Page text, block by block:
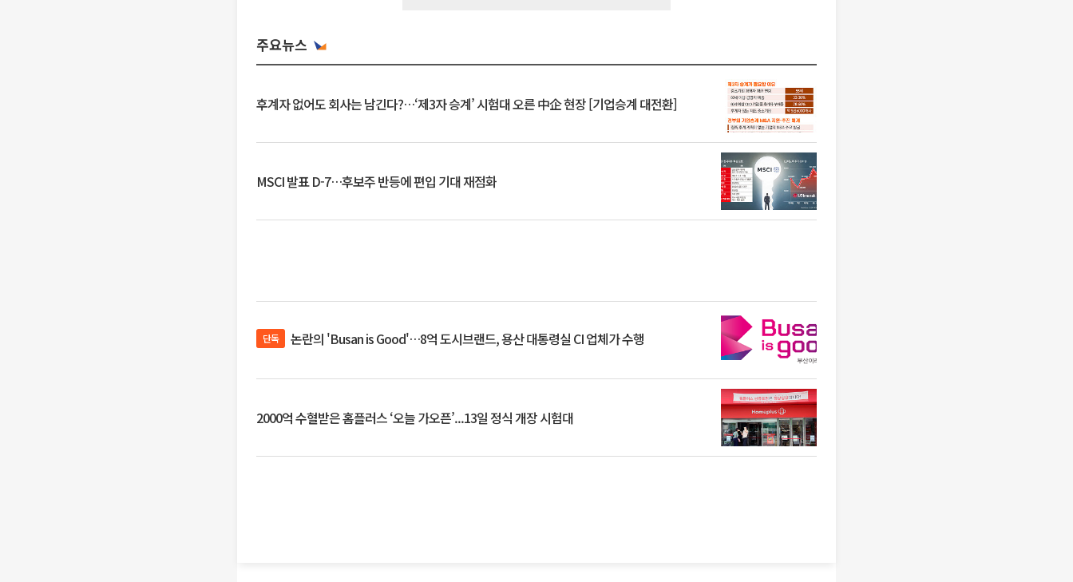
주요뉴스
후계자 없어도 회사는 남긴다?…‘제3자 승계’ 시험대 오른 中企 현장 [기업승계 대전환]
MSCI 발표 D-7…후보주 반등에 편입 기대 재점화
단독 논란의 'Busan is Good'…8억 도시브랜드, 용산 대통령실 CI 업체가 수행
2000억 수혈받은 홈플러스 ‘오늘 가오픈’...13일 정식 개장 시험대